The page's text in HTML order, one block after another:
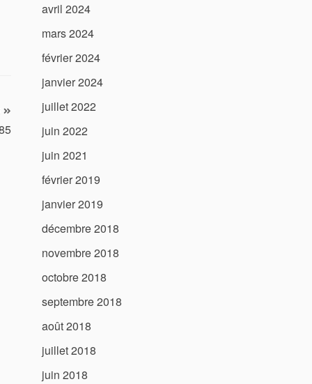
avril 2024
mars 2024
février 2024
janvier 2024
juillet 2022
juin 2022
juin 2021
février 2019
janvier 2019
décembre 2018
novembre 2018
octobre 2018
septembre 2018
août 2018
juillet 2018
juin 2018